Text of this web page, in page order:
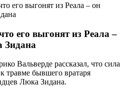
его выгонят из Реала – он
его выгонят из Реала –
Зидана
Вальверде рассказал, что сила
травме бывшего вратаря
Люка Зидана.